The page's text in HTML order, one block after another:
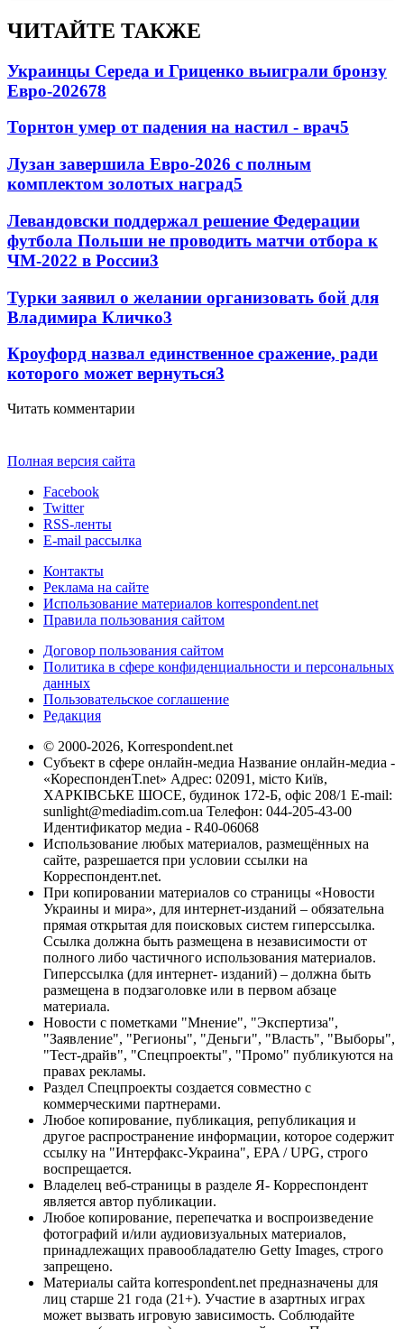
ЧИТАЙТЕ ТАКЖЕ
Украинцы Середа и Гриценко выиграли бронзу
Евро-202678
Торнтон умер от падения на настил - врач5
Лузан завершила Евро-2026 с полным
комплектом золотых наград5
Левандовски поддержал решение Федерации
футбола Польши не проводить матчи отбора к
ЧМ-2022 в России3
Турки заявил о желании организовать бой для
Владимира Кличко3
Кроуфорд назвал единственное сражение, ради
которого может вернуться3
Читать комментарии
Полная версия сайта
Facebook
Twitter
RSS-ленты
E-mail рассылка
Контакты
Реклама на сайте
Использование материалов korrespondent.net
Правила пользования сайтом
Договор пользования сайтом
Политика в сфере конфиденциальности и персональных
данных
Пользовательское соглашение
Редакция
© 2000-2026, Korrespondent.net
Субъект в сфере онлайн-медиа Название онлайн-медиа -
«КореспонденТ.net» Адрес: 02091, місто Київ,
ХАРКІВСЬКЕ ШОСЕ, будинок 172-Б, офіс 208/1 E-mail:
sunlight@mediadim.com.ua Телефон: 044-205-43-00
Идентификатор медиа - R40-06068
Использование любых материалов, размещённых на
сайте, разрешается при условии ссылки на
Корреспондент.net.
При копировании материалов со страницы «Новости
Украины и мира», для интернет-изданий – обязательна
прямая открытая для поисковых систем гиперссылка.
Ссылка должна быть размещена в независимости от
полного либо частичного использования материалов.
Гиперссылка (для интернет- изданий) – должна быть
размещена в подзаголовке или в первом абзаце
материала.
Новости с пометками "Мнение", "Экспертиза",
"Заявление", "Регионы", "Деньги", "Власть", "Выборы",
"Тест-драйв", "Спецпроекты", "Промо" публикуются на
правах рекламы.
Раздел Спецпроекты создается совместно с
коммерческими партнерами.
Любое копирование, публикация, републикация и
другое распространение информации, которое содержит
ссылку на "Интерфакс-Украина", EPA / UPG, строго
воспрещается.
Владелец веб-страницы в разделе Я- Корреспондент
является автор публикации.
Любое копирование, перепечатка и воспроизведение
фотографий и/или аудиовизуальных материалов,
принадлежащих правообладателю Getty Images, строго
запрещено.
Материалы сайта korrespondent.net предназначены для
лиц старше 21 года (21+). Участие в азартных играх
может вызвать игровую зависимость. Соблюдайте